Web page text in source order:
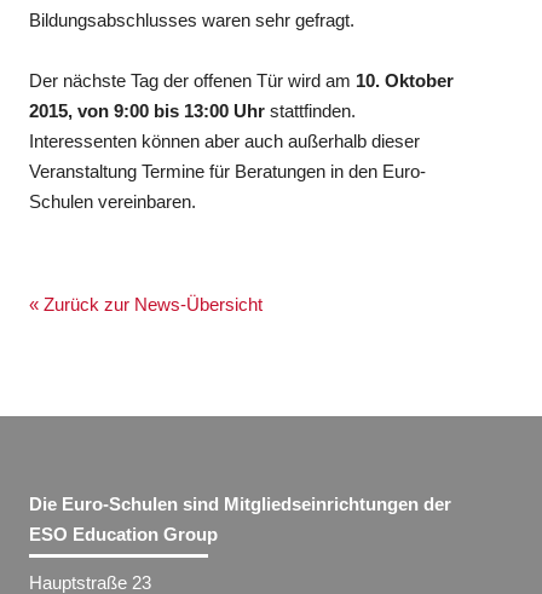
Bildungsabschlusses waren sehr gefragt.
Der nächste Tag der offenen Tür wird am 10. Oktober
2015, von 9:00 bis 13:00 Uhr stattfinden.
Interessenten können aber auch außerhalb dieser
Veranstaltung Termine für Beratungen in den Euro-
Schulen vereinbaren.
« Zurück zur News-Übersicht
Die Euro-Schulen sind Mitgliedseinrichtungen der
ESO Education Group
Hauptstraße 23